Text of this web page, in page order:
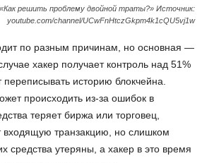
«Как решить проблему двойной траты?» Источник:
youtube.com/channel/UCwFnHtczGkpm4k1cQU5vj1w
по разным причинам, но основная —
хакер получает контроль над 51%
историю блокчейна.
происходить из-за ошибок в
теряет биржа или торговец,
входящую транзакцию, но слишком
средства утеряны, а хакер в это время